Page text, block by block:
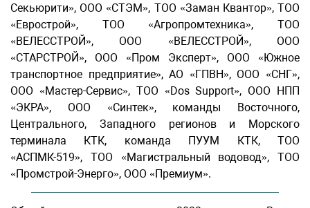
Секьюрити», ООО «СТЭМ», ТОО «Заман Квантор», ТОО
«Еврострой», ТОО «Агропромтехника», ТОО
«ВЕЛЕССТРОЙ», ООО «ВЕЛЕССТРОЙ», ООО
«СТАРСТРОЙ», ООО «Пром Эксперт», ООО «Южное
транспортное предприятие», АО «ГПВН», ООО «СНГ»,
ООО «Мастер-Сервис», ТОО «Dos Support», ООО НПП
«ЭКРА», ООО «Синтек», команды Восточного,
Центрального, Западного регионов и Морского
терминала КТК, команда ПУУМ КТК, ТОО
«АСПМК-519», ТОО «Магистральный водовод», ТОО
«Промстрой-Энерго», ООО «Премиум».